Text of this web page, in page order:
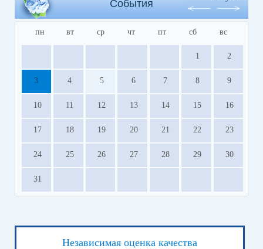
События
пн вт ср чт пт сб вс
1 2
3 4 5 6 7 8 9
10 11 12 13 14 15 16
17 18 19 20 21 22 23
24 25 26 27 28 29 30
31
Независимая оценка качества